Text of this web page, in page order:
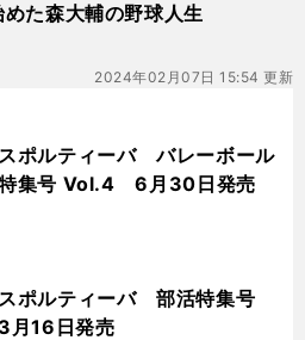
めた森大輔の野球人生
2024年02月07日 15:54 更新
スポルティーバ バレーボール
集号 Vol.4 6月30日発売
スポルティーバ 部活特集号
3月16日発売